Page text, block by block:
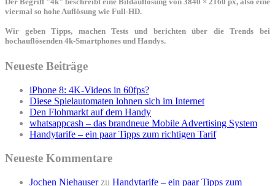
viermal so hohe Auflösung wie Full-HD.
Wir geben Tipps, machen Tests und berichten über die Trends bei
hochauflösenden 4k-Smartphones und Handys.
Neueste Beiträge
iPhone 8: 4K-Videos in 60fps?
Diese Spielautomaten lohnen sich im Internet
Den Flohmarkt auf dem Handy
whatsappcash – das brandneue Mobile Advertising System
Handytarife – ein paar Tipps zum richtigen Tarif
Neueste Kommentare
Jochen Niehauserzu Handytarife – ein paar Tipps zum